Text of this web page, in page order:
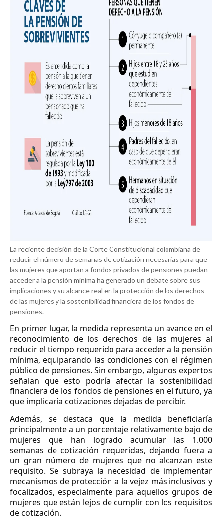
La reciente decisión de la Corte Constitucional colombiana de
reducir el número de semanas de cotización necesarias para que
las mujeres que aportan a fondos privados de pensiones puedan
acceder a la pensión mínima ha generado un debate sobre sus
implicaciones y su alcance real en la protección de los derechos
de las mujeres y la sostenibilidad financiera de los fondos de
pensiones.
En primer lugar, la medida representa un avance en el
reconocimiento de los derechos de las mujeres al
reducir el tiempo requerido para acceder a la pensión
mínima, equiparando las condiciones con el régimen
público de pensiones. Sin embargo, algunos expertos
señalan que esto podría afectar la sostenibilidad
financiera de los fondos de pensiones en el futuro, ya
que implicaría cotizaciones dejadas de percibir.
Además, se destaca que la medida beneficiaría
principalmente a un porcentaje relativamente bajo de
mujeres que han logrado acumular las 1.000
semanas de cotización requeridas, dejando fuera a
un gran número de mujeres que no alcanzan este
requisito. Se subraya la necesidad de implementar
mecanismos de protección a la vejez más inclusivos y
focalizados, especialmente para aquellos grupos de
mujeres que están lejos de cumplir con los requisitos
de cotización.